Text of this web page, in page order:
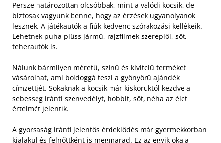
Persze határozottan olcsóbbak, mint a valódi kocsik, de
biztosak vagyunk benne, hogy az érzések ugyanolyanok
lesznek. A játékautók a fiúk kedvenc szórakozási kellékeik.
Lehetnek puha plüss jármű, rajzfilmek szereplői, sőt,
teherautók is.
Nálunk bármilyen méretű, színű és kivitelű terméket
vásárolhat, ami boldoggá teszi a gyönyörű ajándék
címzettjét. Sokaknak a kocsik már kiskoruktól kezdve a
sebesség iránti szenvedélyt, hobbit, sőt, néha az élet
értelmét jelentik.
A gyorsaság iránti jelentős érdeklődés már gyermekkorban
kialakul és felnőttként is megmarad. Ez az egyik oka a